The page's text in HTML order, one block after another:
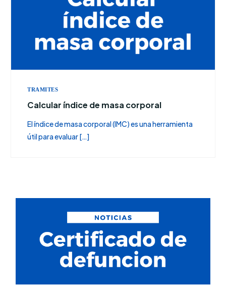
TRAMITES
Calcular índice de masa corporal
El índice de masa corporal (IMC) es una herramienta
útil para evaluar […]